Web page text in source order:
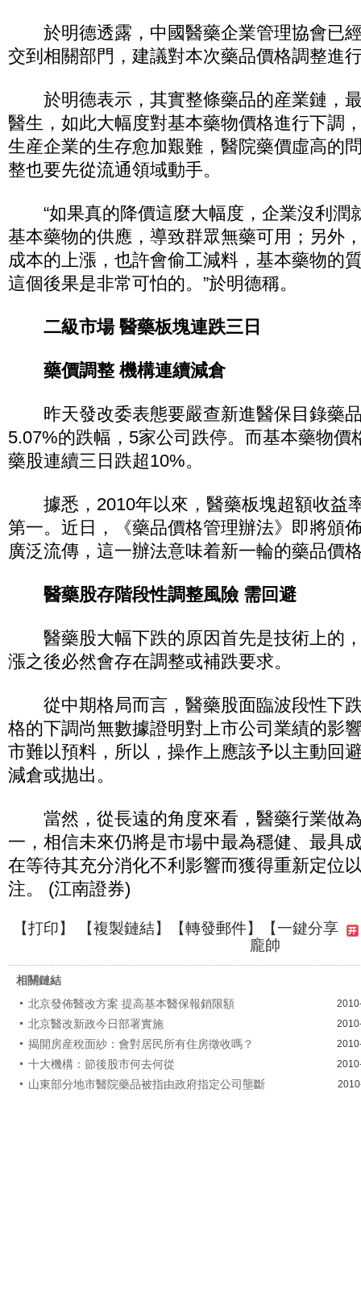
於明德透露，中國醫藥企業管理協會已
交到相關部門，建議對本次藥品價格調整進
於明德表示，其實整條藥品的産業鏈，
醫生，如此大幅度對基本藥物價格進行下調
生産企業的生存愈加艱難，醫院藥價虛高的
整也要先從流通領域動手。
“如果真的降價這麼大幅度，企業沒利潤
基本藥物的供應，導致群眾無藥可用；另外
成本的上漲，也許會偷工減料，基本藥物的
這個後果是非常可怕的。”於明德稱。
二級市場 醫藥板塊連跌三日
藥價調整 機構連續減倉
昨天發改委表態要嚴查新進醫保目錄藥
5.07%的跌幅，5家公司跌停。而基本藥物價
藥股連續三日跌超10%。
據悉，2010年以來，醫藥板塊超額收益
第一。近日，《藥品價格管理辦法》即將頒
廣泛流傳，這一辦法意味着新一輪的藥品價
醫藥股存階段性調整風險 需回避
醫藥股大幅下跌的原因首先是技術上的
漲之後必然會存在調整或補跌要求。
從中期格局而言，醫藥股面臨波段性下
格的下調尚無數據證明對上市公司業績的影
市難以預料，所以，操作上應該予以主動回
減倉或拋出。
當然，從長遠的角度來看，醫藥行業做
一，相信未來仍將是市場中最為穩健、最具
在等待其充分消化不利影響而獲得重新定位
注。 (江南證券)
【打印】 【複製鏈結】【轉發郵件】【一鍵分享
龐帥
相關鏈結
北京發佈醫改方案 提高基本醫保報銷限額
北京醫改新政今日部署實施
揭開房産稅面紗：會對居民所有住房徵收嗎？
十大機構：節後股市何去何從
山東部分地市醫院藥品被指由政府指定公司壟斷